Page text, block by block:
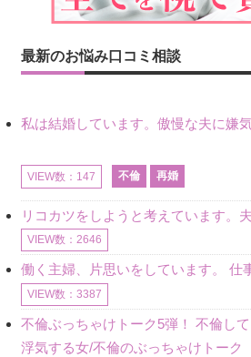
最新のお悩み口コミ相談
VIEW数：147 不倫 再婚
VIEW数：2646
VIEW数：3387
浮気する女/不倫のぶっちゃけトーク